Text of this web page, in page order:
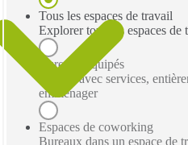
Tous les espaces de travail
Explorer tous les espaces de
Bureaux équipés
Bureau avec services,
emménager
Espaces de coworking
Bureaux dans un espace de